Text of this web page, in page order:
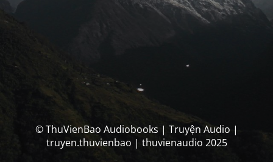
© ThuVienBao Audiobooks | Truyện Audio |
truyen.thuvienbao | thuvienaudio 2025